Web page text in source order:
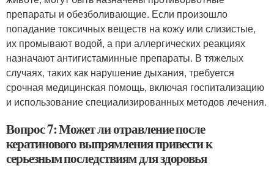
препараты и обезболивающие. Если произошло
попадание токсичных веществ на кожу или слизистые,
их промывают водой, а при аллергических реакциях
назначают антигистаминные препараты. В тяжелых
случаях, таких как нарушение дыхания, требуется
срочная медицинская помощь, включая госпитализацию
и использование специализированных методов лечения.
Вопрос 7: Может ли отравление после
кератинового выпрямления привести к
серьезным последствиям для здоровья